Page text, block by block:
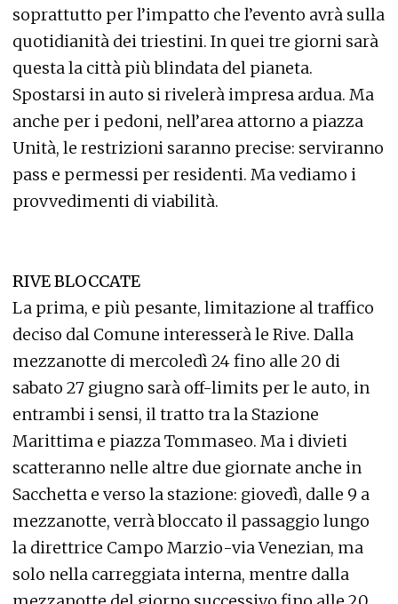
soprattutto per l’impatto che l’evento avrà sulla
quotidianità dei triestini. In quei tre giorni sarà
questa la città più blindata del pianeta.
Spostarsi in auto si rivelerà impresa ardua. Ma
anche per i pedoni, nell’area attorno a piazza
Unità, le restrizioni saranno precise: serviranno
pass e permessi per residenti. Ma vediamo i
provvedimenti di viabilità.
RIVE BLOCCATE
La prima, e più pesante, limitazione al traffico
deciso dal Comune interesserà le Rive. Dalla
mezzanotte di mercoledì 24 fino alle 20 di
sabato 27 giugno sarà off-limits per le auto, in
entrambi i sensi, il tratto tra la Stazione
Marittima e piazza Tommaseo. Ma i divieti
scatteranno nelle altre due giornate anche in
Sacchetta e verso la stazione: giovedì, dalle 9 a
mezzanotte, verrà bloccato il passaggio lungo
la direttrice Campo Marzio-via Venezian, ma
solo nella carreggiata interna, mentre dalla